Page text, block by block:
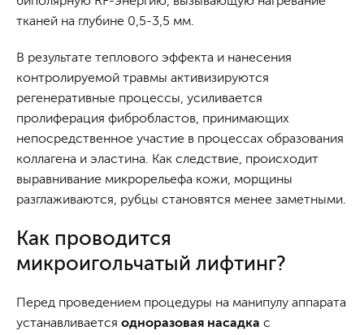
тканей на глубине 0,5-3,5 мм.
В результате теплового эффекта и нанесения
контролируемой травмы активизируются
регенеративные процессы, усиливается
пролиферация фибробластов, принимающих
непосредственное участие в процессах образования
коллагена и эластина. Как следствие, происходит
выравнивание микрорельефа кожи, морщины
разглаживаются, рубцы становятся менее заметными.
Как проводится
микроигольчатый лифтинг?
Перед проведением процедуры на манипулу аппарата
устанавливается одноразовая насадка с